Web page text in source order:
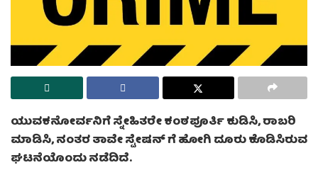
ಯುವಕನೋರ್ವನಿಗೆ ಸ್ನೇಹಿತರೇ ಕಂಠಪೂರ್ತಿ ಕುಡಿಸಿ, ರಾಬರಿ
ಮಾಡಿಸಿ, ನಂತರ ತಾವೇ ಸ್ಟೇಷನ್ ಗೆ ಹೋಗಿ ದೂರು ಕೊಡಿಸಿರುವ
ಘಟನೆಯೊಂದು ನಡೆದಿದೆ.